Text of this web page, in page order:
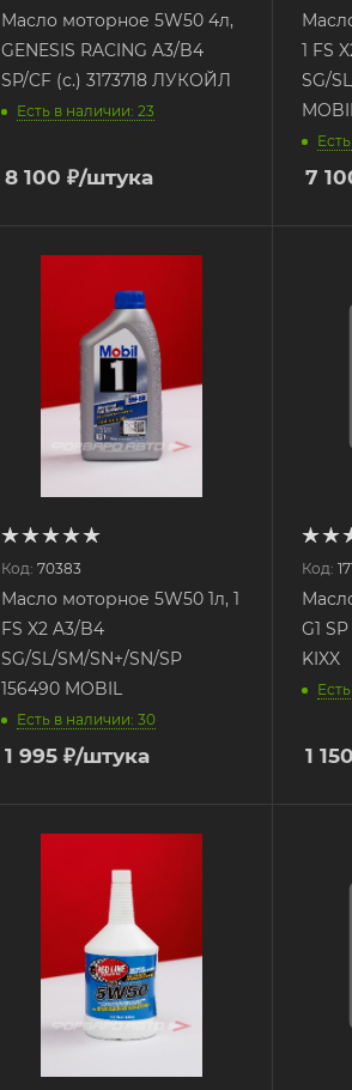
Масло моторное 5W50 4л,
GENESIS RACING A3/B4
SP/CF (с.) 3173718 ЛУКОЙЛ
Есть в наличии: 23
8 100 ₽/штука
1 FS
SG/
MOBIL
7
Код: 70383
Масло моторное 5W50 1л, 1
FS X2 A3/B4
SG/SL/SM/SN+/SN/SP
156490 MOBIL
Есть в наличии: 30
1 995₽/штука
Код:
G1
KIXX
1 150